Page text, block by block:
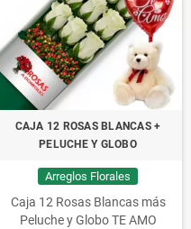
de flores para toda
amor, cumpleaños,
en Recoleta, Envío
Flores a
CAJA 12 ROSAS BLANCAS +
PELUCHE Y GLOBO
Arreglos Florales
Caja 12 Rosas Blancas más
Peluche y Globo TE AMO